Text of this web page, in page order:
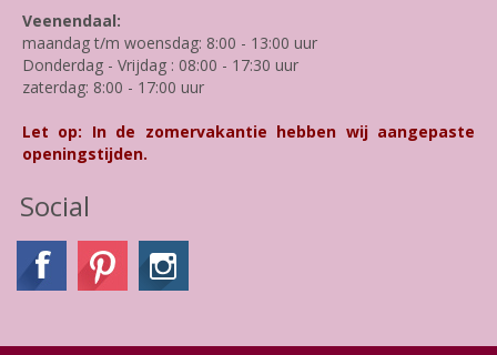
Veenendaal:
maandag t/m woensdag: 8:00 - 13:00 uur
Donderdag - Vrijdag : 08:00 - 17:30 uur
zaterdag: 8:00 - 17:00 uur
Let op: In de zomervakantie hebben wij aangepaste
openingstijden.
Social